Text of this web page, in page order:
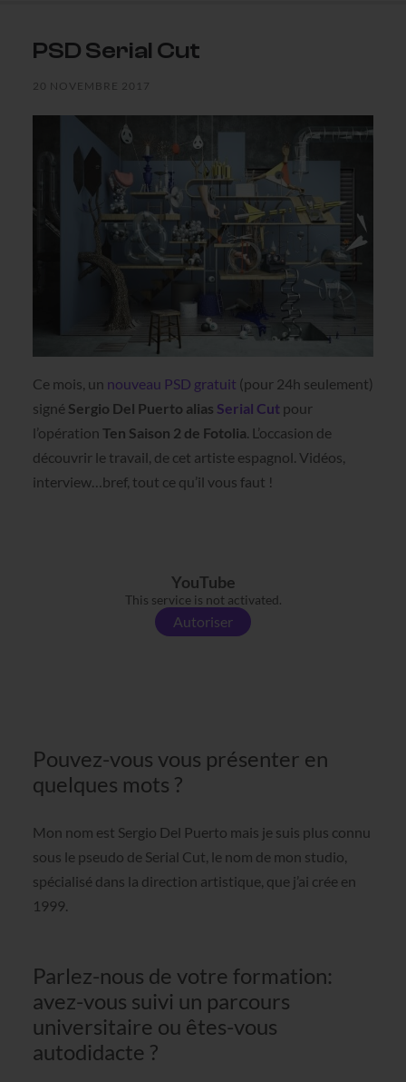
PSD Serial Cut
20 NOVEMBRE 2017
Ce mois, un nouveau PSD gratuit (pour 24h seulement)
signé Sergio Del Puerto alias Serial Cut pour
l’opération Ten Saison 2 de Fotolia. L’occasion de
découvrir le travail, de cet artiste espagnol. Vidéos,
interview…bref, tout ce qu’il vous faut !
YouTube
This service is not activated.
Autoriser
Pouvez-vous vous présenter en
quelques mots ?
Mon nom est Sergio Del Puerto mais je suis plus connu
sous le pseudo de Serial Cut, le nom de mon studio,
spécialisé dans la direction artistique, que j’ai crée en
1999.
Parlez-nous de votre formation:
avez-vous suivi un parcours
universitaire ou êtes-vous
autodidacte ?